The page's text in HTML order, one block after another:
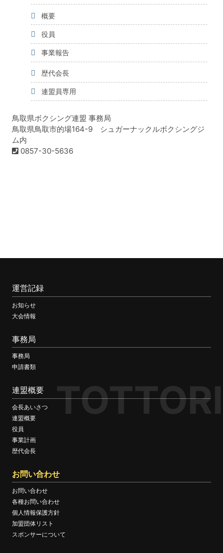
概要
役員
事業報告
歴代会長
連盟員専用
鳥取県ボクシング連盟 事務局
鳥取県鳥取市的場164-9 シュガーナックルボクシングジ
ム内
0857-30-5636
TOTTORI
運営記録
お知らせ
大会情報
事務局
事務局
申請書類
連盟概要
会長あいさつ
連盟概要
役員
事業計画
歴代会長
お問い合わせ
お問い合わせ
各種お問い合わせ
個人情報保護方針
加盟団体リスト
スポンサーについて